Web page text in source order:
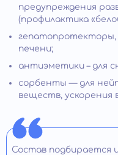
предупреждения
(профилактика
печени;
антиэметики – для
сорбенты — для
веществ, ускорения
Состав подбирается